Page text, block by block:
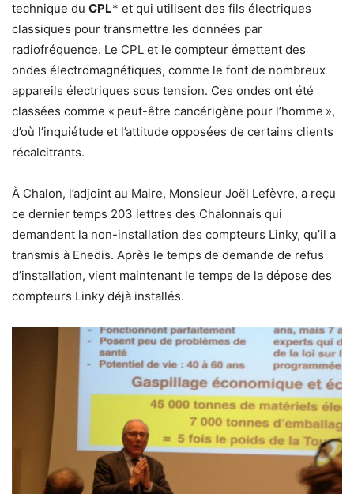
technique du CPL* et qui utilisent des fils électriques
classiques pour transmettre les données par
radiofréquence. Le CPL et le compteur émettent des
ondes électromagnétiques, comme le font de nombreux
appareils électriques sous tension. Ces ondes ont été
classées comme « peut-être cancérigène pour l’homme »,
d’où l’inquiétude et l’attitude opposées de certains clients
récalcitrants.
À Chalon, l’adjoint au Maire, Monsieur Joël Lefèvre, a reçu
ce dernier temps 203 lettres des Chalonnais qui
demandent la non-installation des compteurs Linky, qu’il a
transmis à Enedis. Après le temps de demande de refus
d’installation, vient maintenant le temps de la dépose des
compteurs Linky déjà installés.